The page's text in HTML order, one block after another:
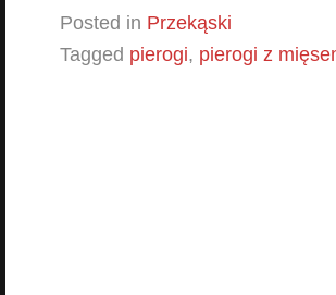
Posted in Przekąski
Tagged pierogi, pierogi z